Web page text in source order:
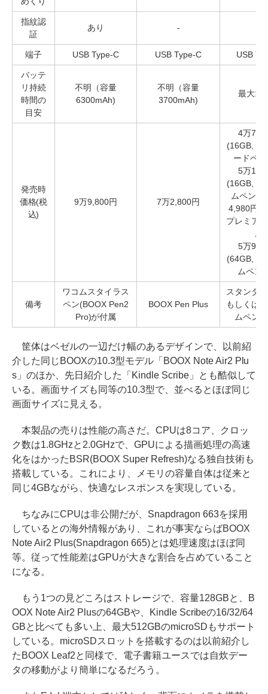
指紋認
証
あり -
端子 USB Type-C USB Type-C USB
バッテ
リ持続
時間の
目安
不明（容量
6300mAh)
不明（容量
3700mAh)
最大12
発売時
価格(税
込)
9万9,800円 7万2,800円
4万
(16GB、
ードペ
5万
(16GB、
ムペン付
4,980円
プレミア
き)
5万
(64GB、
ムペン
備考
ワコムスタイラス
ペン(BOOX Pen2
Pro)が付属
BOOX Pen Plus
スタンダ
もしくは
ムペン
筐体はベゼルの一辺だけ幅のあるデザインで、以前紹
介した同じBOOXの10.3型モデル「BOOX Note Air2 Plu
s」のほか、先日紹介した「Kindle Scribe」とも酷似して
いる。画面サイズも同等の10.3型で、並べるとほぼ同じ
画面サイズに見える。
本製品の売りは性能の高さだ。CPUは8コア、クロッ
ク数は1.8GHzと2.0GHzで、GPUによる描画処理の高速
化をはかったBSR(BOOX Super Refresh)なる独自技術も
搭載している。これにより、メモリの容量自体は従来と
同じ4GBながら、快適なレスポンスを実現している。
ちなみにCPUは非公開だが、Snapdragon 663を採用
しているとの海外情報があり、これが事実ならばBOOX
Note Air2 Plus(Snapdragon 665)とは処理速度はほぼ同
等。従って性能差はGPUが大きな割合を占めていること
になる。
もう1つの見どころはストレージで、容量128GBと、B
OOX Note Air2 Plusの64GBや、Kindle Scribeの16/32/64
GBと比べても多い上、最大512GBのmicroSDもサポート
している。microSDスロットを搭載するのは以前紹介し
たBOOX Leaf2と同様で、電子書籍ユースでは自炊デー
タの移動がより簡単になるだろう。